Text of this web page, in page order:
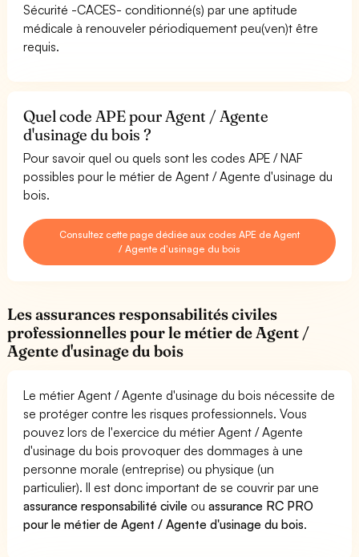
Sécurité -CACES- conditionné(s) par une aptitude
médicale à renouveler périodiquement peu(ven)t être
requis.
Quel code APE pour Agent / Agente
d'usinage du bois ?
Pour savoir quel ou quels sont les codes APE / NAF
possibles pour le métier de Agent / Agente d'usinage du
bois.
Consultez cette page dédiée aux codes APE de Agent
/ Agente d'usinage du bois
Les assurances responsabilités civiles
professionnelles pour le métier de Agent /
Agente d'usinage du bois
Le métier Agent / Agente d'usinage du bois nécessite de
se protéger contre les risques professionnels. Vous
pouvez lors de l'exercice du métier Agent / Agente
d'usinage du bois provoquer des dommages à une
personne morale (entreprise) ou physique (un
particulier). Il est donc important de se couvrir par une
assurance responsabilité civile ouassurance RC PRO
pour le métier de Agent / Agente d'usinage du bois.